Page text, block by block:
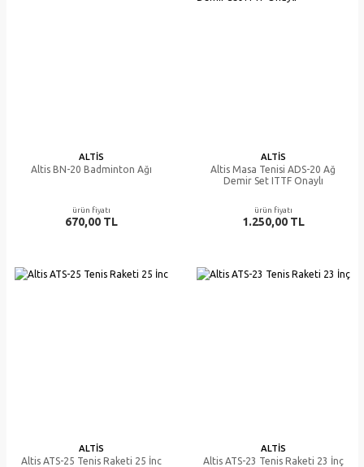
ALTIS
Altis BN-20 Badminton Ağı
ürün fiyatı
670,00 TL
ALTIS
Altis Masa Tenisi ADS-20 Ağ
Demir Set ITTF Onaylı
ürün fiyatı
1.250,00 TL
ALTIS
Altis ATS-25 Tenis Raketi 25 İnc
ALTIS
Altis ATS-23 Tenis Raketi 23 İnç